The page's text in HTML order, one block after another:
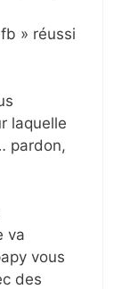
» réussi
laquelle
pardon,
va
vous
des